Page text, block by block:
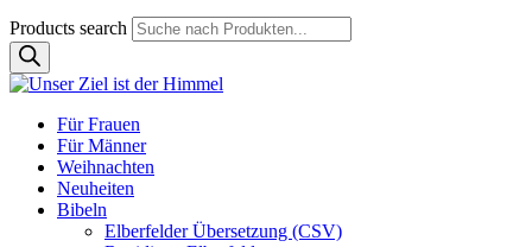
Products search
Für Frauen
Für Männer
Weihnachten
Neuheiten
Bibeln
Elberfelder Übersetzung (CSV)